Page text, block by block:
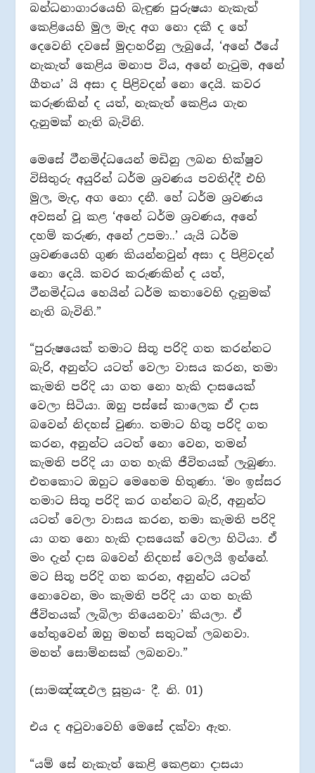
බන්ධනාගාරයෙහි බැඳුණ පුරුෂයා නැකැත්
කෙළියෙහි මුල මැද අග නො දකී ද හේ
දෙවෙනි දවසේ මුදාහරිනු ලැබුයේ, ‘අනේ ඊයේ
නැකැත් කෙළිය මනාප විය, අනේ නැටුම, අනේ
ගීතය’ යි අසා ද පිළිවදන් නො දෙයි. කවර
කරුණකින් ද යත්, නැකැත් කෙළිය ගැන
දැනුමක් නැති බැවිනි.
මෙසේ ථීනමිද්ධයෙන් මඩිනු ලබන භික්ෂුව
විසිතුරු අයුරින් ධර්ම ශ්‍රවණය පවතිද්දී එහි
මුල, මැද, අග නො දනී. හේ ධර්ම ශ්‍රවණය
අවසන් වූ කළ ‘අනේ ධර්ම ශ්‍රවණය, අනේ
දහම් කරුණ, අනේ උපමා..’ යැයි ධර්ම
ශ්‍රවණයෙහි ගුණ කියන්නවුන් අසා ද පිළිවදන්
නො දෙයි. කවර කරුණකින් ද යත්,
ථීනමිද්ධය හෙයින් ධර්ම කතාවෙහි දැනුමක්
නැති බැවිනි.”
“පුරුෂයෙක් තමාට සිතූ පරිදි ගත කරන්නට
බැරි, අනුන්ට යටත් වෙලා වාසය කරන, තමා
කැමති පරිදි යා ගත නො හැකි දාසයෙක්
වෙලා සිටියා. ඔහු පස්සේ කාලෙක ඒ දාස
බවෙන් නිදහස් වුණා. තමාට හිතූ පරිදි ගත
කරන, අනුන්ට යටත් නො වෙන, තමන්
කැමති පරිදි යා ගත හැකි ජීවිතයක් ලැබුණා.
එතකොට ඔහුට මෙහෙම හිතුණා. ‘මං ඉස්සර
තමාට සිතූ පරිදි කර ගන්නට බැරි, අනුන්ට
යටත් වෙලා වාසය කරන, තමා කැමති පරිදි
යා ගත නො හැකි දාසයෙක් වෙලා හිටියා. ඒ
මං දැන් දාස බවෙන් නිදහස් වෙලයි ඉන්නේ.
මට සිතූ පරිදි ගත කරන, අනුන්ට යටත්
නොවෙන, මං කැමති පරිදි යා ගත හැකි
ජීවිතයක් ලැබිලා තියෙනවා’ කියලා. ඒ
හේතුවෙන් ඔහු මහත් සතුටක් ලබනවා.
මහත් සොම්නසක් ලබනවා.”
(සාමඤ්ඤඵල සූත්‍රය- දී. නි. 01)
එය ද අටුවාවෙහි මෙසේ දක්වා ඇත.
“යම් සේ නැකැත් කෙළි කෙළනා දාසයා